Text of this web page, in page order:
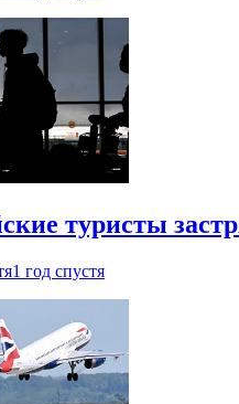
туристы
1 год спустя